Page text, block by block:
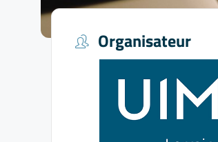
Organisateur